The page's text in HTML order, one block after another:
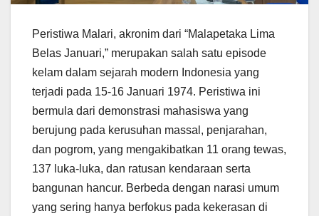
Peristiwa Malari, akronim dari “Malapetaka Lima
Belas Januari,” merupakan salah satu episode
kelam dalam sejarah modern Indonesia yang
terjadi pada 15-16 Januari 1974. Peristiwa ini
bermula dari demonstrasi mahasiswa yang
berujung pada kerusuhan massal, penjarahan,
dan pogrom, yang mengakibatkan 11 orang tewas,
137 luka-luka, dan ratusan kendaraan serta
bangunan hancur. Berbeda dengan narasi umum
yang sering hanya berfokus pada kekerasan di